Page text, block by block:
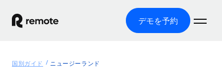
デモを予約
国別ガイド ニュージーランド